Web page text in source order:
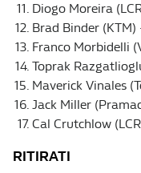
Diogo Moreira
Brad Binder (KTM)
Franco Morbidelli
Toprak
Maverick Vinales
Jack Miller
Cal Crutchlow
RITIRATI